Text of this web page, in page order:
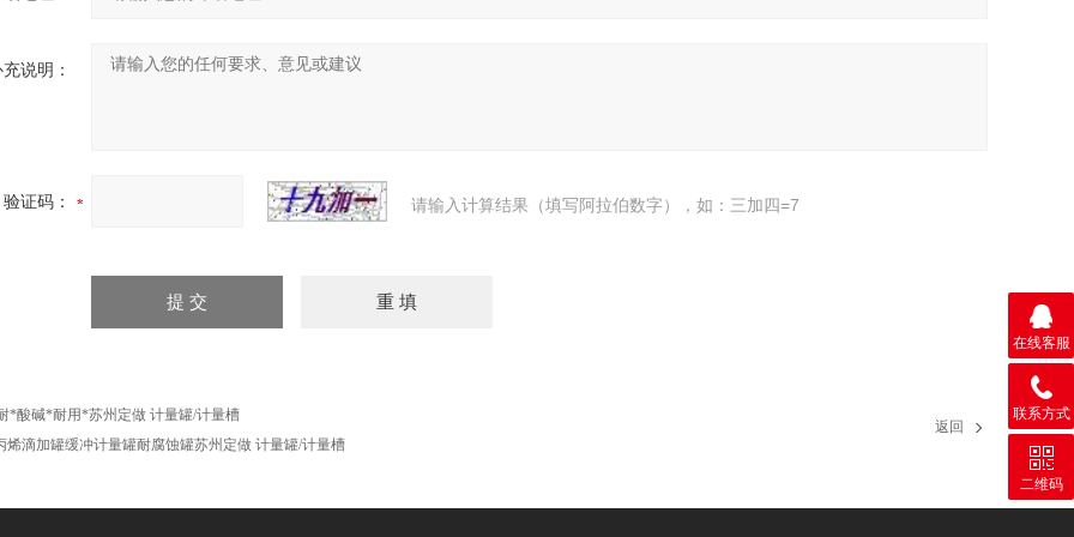
说明：
验证码： 请输入计算结果（填写阿拉伯数字），如：三加四=7
*酸碱*耐用*苏州定做 计量罐/计量槽
烯滴加罐缓冲计量罐耐腐蚀罐苏州定做 计量罐/计量槽
返回
在线客服
联系方式
二维码